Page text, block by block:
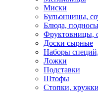
Миски
Бульонницы,
Блюда, подносы
Фруктовницы,
Доски сырные
Наборы
Ложки
Подставки
Штофы
Стопки, кружки